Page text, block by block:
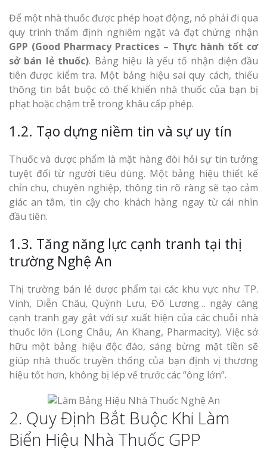
Để một nhà thuốc được phép hoạt động, nó phải đi qua
quy trình thẩm định nghiêm ngặt và đạt chứng nhận
GPP (Good Pharmacy Practices – Thực hành tốt cơ
sở bán lẻ thuốc). Bảng hiệu là yếu tố nhận diện đầu
tiên được kiểm tra. Một bảng hiệu sai quy cách, thiếu
thông tin bắt buộc có thể khiến nhà thuốc của bạn bị
phạt hoặc chậm trễ trong khâu cấp phép.
1.2. Tạo dựng niềm tin và sự uy tín
Thuốc và dược phẩm là mặt hàng đòi hỏi sự tin tưởng
tuyệt đối từ người tiêu dùng. Một bảng hiệu thiết kế
chỉn chu, chuyên nghiệp, thông tin rõ ràng sẽ tạo cảm
giác an tâm, tin cậy cho khách hàng ngay từ cái nhìn
đầu tiên.
1.3. Tăng năng lực cạnh tranh tại thị
trường Nghệ An
Thị trường bán lẻ dược phẩm tại các khu vực như TP.
Vinh, Diễn Châu, Quỳnh Lưu, Đô Lương… ngày càng
cạnh tranh gay gắt với sự xuất hiện của các chuỗi nhà
thuốc lớn (Long Châu, An Khang, Pharmacity). Việc sở
hữu một bảng hiệu độc đáo, sáng bừng mặt tiền sẽ
giúp nhà thuốc truyền thống của bạn định vị thương
hiệu tốt hơn, không bị lép vế trước các “ông lớn”.
2. Quy Định Bắt Buộc Khi Làm
Biển Hiệu Nhà Thuốc GPP
Thi Công
Nghệ An Nâng Tầm
Hiệu
Làm Biển
Rẻ Tại Vinh Giải Pháp
Quả
Làm Hộp
Cáo Tại Vinh Giá Rẻ
Biển Led
Ma Trận
Làm Biển
Mica Tại Vinh Lấy
Làm biển
tại Vinh Nghệ An
Làm Biển
Nam Đàn Uy Tín Giá